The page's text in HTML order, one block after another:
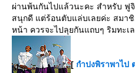
ผ่านพ้นกันไปแล้วนะคะ สำหรับ ฟู
สนุกดี แต่ร้อนตับแล่บเลยค่ะ สมาชิ
หน้า ควรจะไปลุยกันแถบๆ ริมทะเ
[ กำปงพิราพาไป